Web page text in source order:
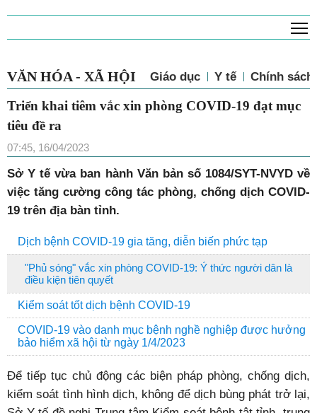
VĂN HÓA - XÃ HỘI Giáo dục Y tế Chính sách
Triển khai tiêm vắc xin phòng COVID-19 đạt mục
tiêu đề ra
07:45, 16/04/2023
Sở Y tế vừa ban hành Văn bản số 1084/SYT-NVYD về
việc tăng cường công tác phòng, chống dịch COVID-
19 trên địa bàn tỉnh.
Dịch bệnh COVID-19 gia tăng, diễn biến phức tạp
"Phủ sóng" vắc xin phòng COVID-19: Ý thức người dân là
điều kiện tiên quyết
Kiểm soát tốt dịch bệnh COVID-19
COVID-19 vào danh mục bệnh nghề nghiệp được hưởng
bảo hiểm xã hội từ ngày 1/4/2023
Để tiếp tục chủ động các biện pháp phòng, chống dịch,
kiểm soát tình hình dịch, không để dịch bùng phát trở lại,